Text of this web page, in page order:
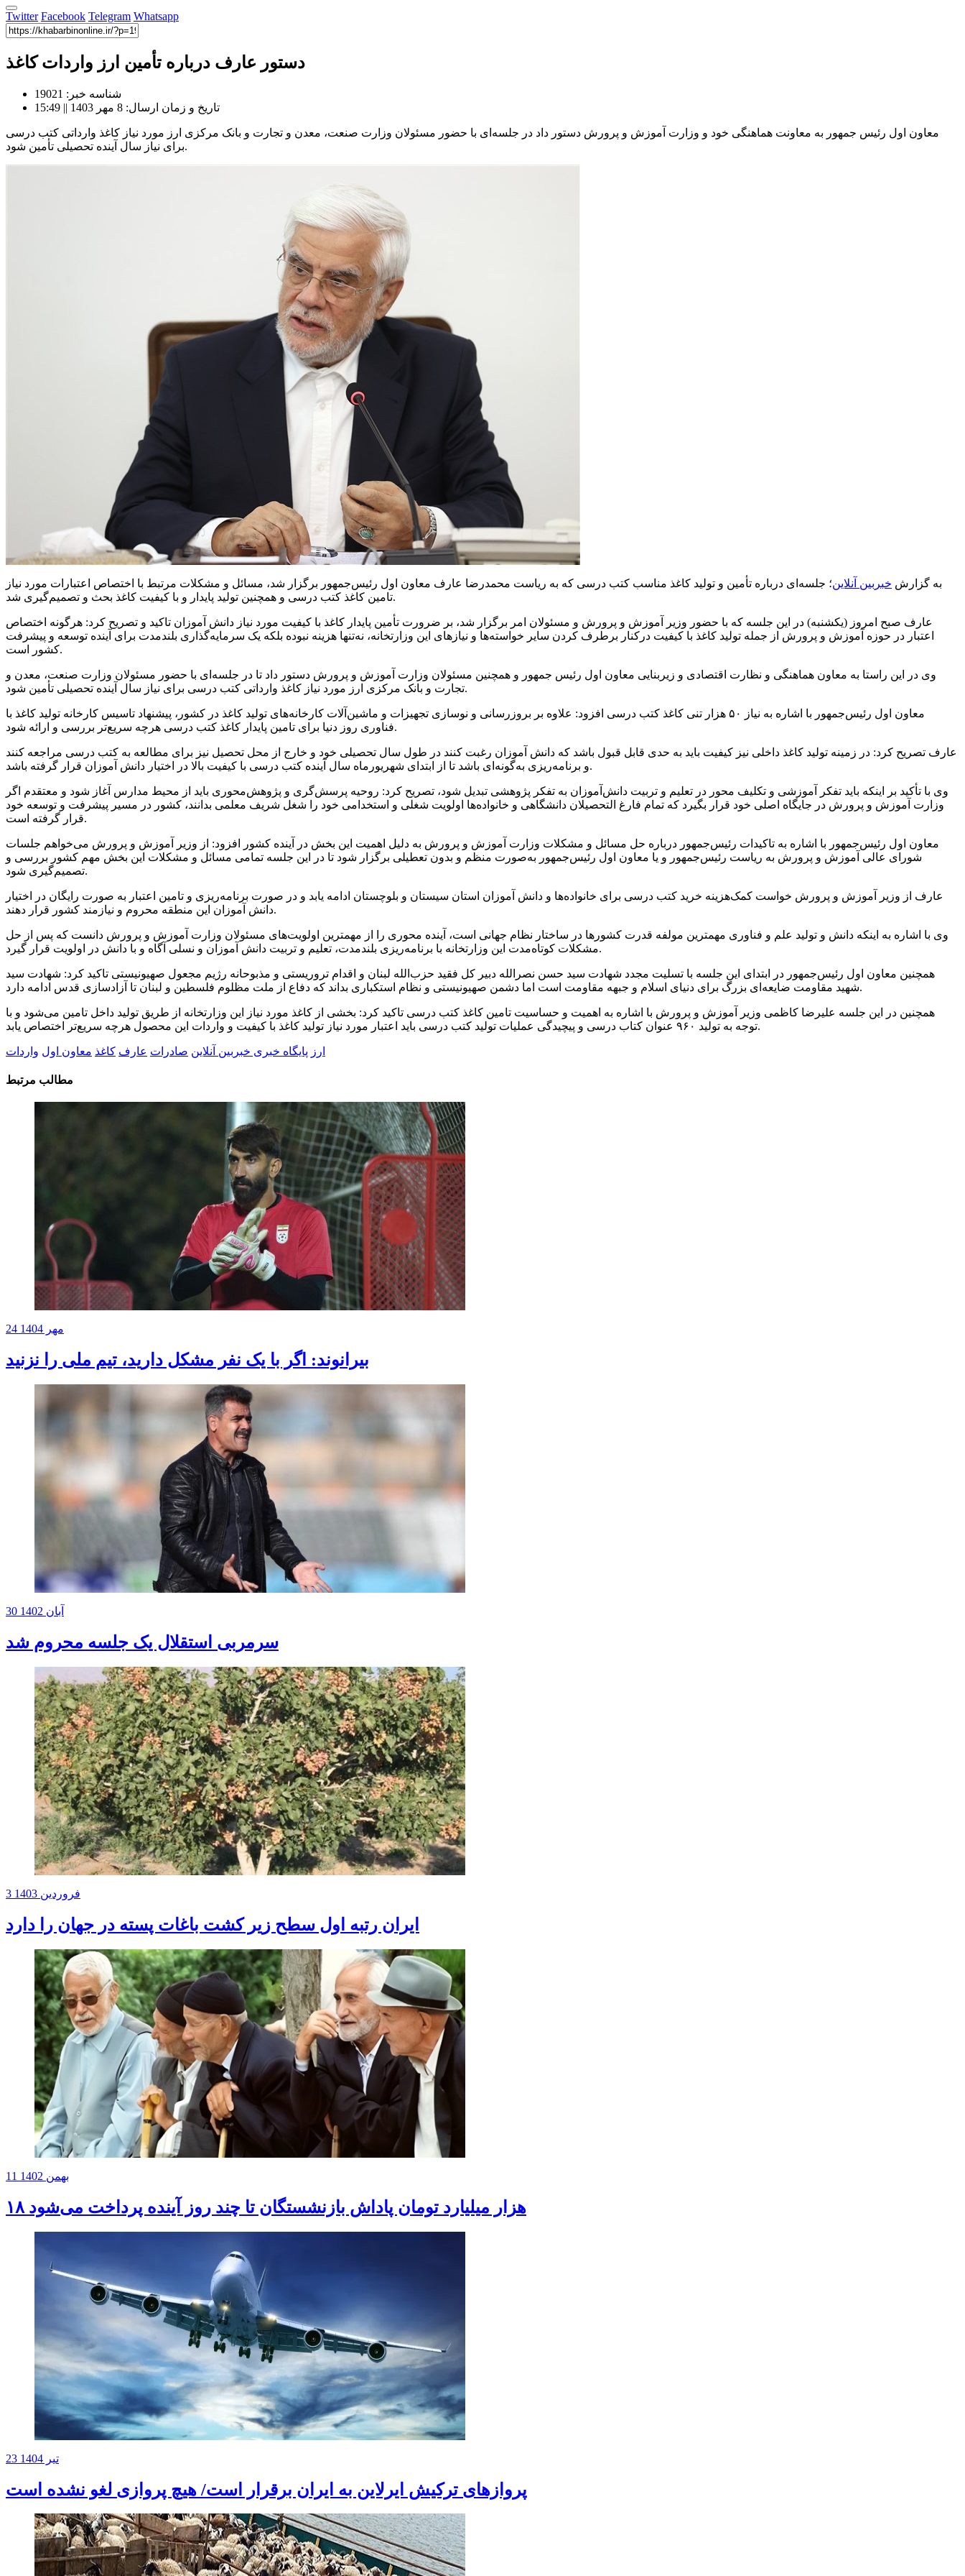
Twitter Facebook Telegram Whatsapp
دستور عارف درباره تأمین ارز واردات کاغذ
شناسه خبر: 19021
تاریخ و زمان ارسال: 8 مهر 1403 || 15:49
معاون اول رئیس جمهور به معاونت هماهنگی خود و وزارت آموزش و پرورش دستور داد در جلسه‌ای با حضور مسئولان وزارت صنعت، معدن و تجارت و بانک مرکزی ارز مورد نیاز کاغذ وارداتی کتب درسی
برای نیاز سال آینده تحصیلی تأمین شود.
به گزارش خبربین آنلاین؛ جلسه‌ای درباره تأمین و تولید کاغذ مناسب کتب درسی که به ریاست محمدرضا عارف معاون اول رئیس‌جمهور برگزار شد، مسائل و مشکلات مرتبط با اختصاص اعتبارات مورد نیاز
تامین کاغذ کتب درسی و همچنین تولید پایدار و با کیفیت کاغذ بحث و تصمیم‌گیری شد.
عارف صبح امروز (یکشنبه) در این جلسه که با حضور وزیر آموزش و پرورش و مسئولان امر برگزار شد، بر ضرورت تأمین پایدار کاغذ با کیفیت مورد نیاز دانش آموزان تاکید و تصریح کرد: هرگونه اختصاص
اعتبار در حوزه آموزش و پرورش از جمله تولید کاغذ با کیفیت درکنار برطرف کردن سایر خواسته‌ها و نیازهای این وزارتخانه، نه‌تنها هزینه نبوده بلکه یک سرمایه‌گذاری بلندمدت برای آینده توسعه و پیشرفت
کشور است.
وی در این راستا به معاون هماهنگی و نظارت اقتصادی و زیربنایی معاون اول رئیس جمهور و همچنین مسئولان وزارت آموزش و پرورش دستور داد تا در جلسه‌ای با حضور مسئولان وزارت صنعت، معدن و
تجارت و بانک مرکزی ارز مورد نیاز کاغذ وارداتی کتب درسی برای نیاز سال آینده تحصیلی تأمین شود.
معاون اول رئیس‌جمهور با اشاره به نیاز ۵۰ هزار تنی کاغذ کتب درسی افزود: علاوه بر بروزرسانی و نوسازی تجهیزات و ماشین‌آلات کارخانه‌های تولید کاغذ در کشور، پیشنهاد تاسیس کارخانه تولید کاغذ با
فناوری روز دنیا برای تامین پایدار کاغذ کتب درسی هرچه سریع‌تر بررسی و ارائه شود.
عارف تصریح کرد: در زمینه تولید کاغذ داخلی نیز کیفیت باید به حدی قابل قبول باشد که دانش آموزان رغبت کنند در طول سال تحصیلی خود و خارج از محل تحصیل نیز برای مطالعه به کتب درسی مراجعه کنند
و برنامه‌ریزی به‌گونه‌ای باشد تا از ابتدای شهریورماه سال آینده کتب درسی با کیفیت بالا در اختیار دانش آموزان قرار گرفته باشد.
وی با تأکید بر اینکه باید تفکر آموزشی و تکلیف محور در تعلیم و تربیت دانش‌آموزان به تفکر پژوهشی تبدیل شود، تصریح کرد: روحیه پرسش‌گری و پژوهش‌محوری باید از محیط مدارس آغاز شود و معتقدم اگر
وزارت آموزش و پرورش در جایگاه اصلی خود قرار بگیرد که تمام فارغ التحصیلان دانشگاهی و خانواده‌ها اولویت شغلی و استخدامی خود را شغل شریف معلمی بدانند، کشور در مسیر پیشرفت و توسعه خود
قرار گرفته است.
معاون اول رئیس‌جمهور با اشاره به تاکیدات رئیس‌جمهور درباره حل مسائل و مشکلات وزارت آموزش و پرورش به دلیل اهمیت این بخش در آینده کشور افزود: از وزیر آموزش و پرورش می‌خواهم جلسات
شورای عالی آموزش و پرورش به ریاست رئیس‌جمهور و یا معاون اول رئیس‌جمهور به‌صورت منظم و بدون تعطیلی برگزار شود تا در این جلسه تمامی مسائل و مشکلات این بخش مهم کشور بررسی و
تصمیم‌گیری شود.
عارف از وزیر آموزش و پرورش خواست کمک‌هزینه خرید کتب درسی برای خانواده‌ها و دانش آموزان استان سیستان و بلوچستان ادامه یابد و در صورت برنامه‌ریزی و تامین اعتبار به صورت رایگان در اختیار
دانش آموزان این منطقه محروم و نیازمند کشور قرار دهند.
وی با اشاره به اینکه دانش و تولید علم و فناوری مهمترین مولفه قدرت کشورها در ساختار نظام جهانی است، آینده محوری را از مهمترین اولویت‌های مسئولان وزارت آموزش و پرورش دانست که پس از حل
مشکلات کوتاه‌مدت این وزارتخانه با برنامه‌ریزی بلندمدت، تعلیم و تربیت دانش آموزان و نسلی آگاه و با دانش در اولویت قرار گیرد.
همچنین معاون اول رئیس‌جمهور در ابتدای این جلسه با تسلیت مجدد شهادت سید حسن نصرالله دبیر کل فقید حزب‌الله لبنان و اقدام تروریستی و مذبوحانه رژیم مجعول صهیونیستی تاکید کرد: شهادت سید
شهید مقاومت ضایعه‌ای بزرگ برای دنیای اسلام و جبهه مقاومت است اما دشمن صهیونیستی و نظام استکباری بداند که دفاع از ملت مظلوم فلسطین و لبنان تا آزادسازی قدس ادامه دارد.
همچنین در این جلسه علیرضا کاظمی وزیر آموزش و پرورش با اشاره به اهمیت و حساسیت تامین کاغذ کتب درسی تاکید کرد: بخشی از کاغذ مورد نیاز این وزارتخانه از طریق تولید داخل تامین می‌شود و با
توجه به تولید ۹۶۰ عنوان کتاب درسی و پیچیدگی عملیات تولید کتب درسی باید اعتبار مورد نیاز تولید کاغذ با کیفیت و واردات این محصول هرچه سریع‌تر اختصاص یابد.
ارز پایگاه خبری خبربین آنلاین صادرات عارف کاغذ معاون اول واردات
مطالب مرتبط
24 مهر 1404
بیرانوند: اگر با یک نفر مشکل دارید، تیم ملی را نزنید
30 آبان 1402
سرمربی استقلال یک جلسه محروم شد
3 فروردین 1403
ایران رتبه اول سطح زیر کشت باغات پسته در جهان را دارد
11 بهمن 1402
۱۸ هزار میلیارد تومان پاداش بازنشستگان تا چند روز آینده پرداخت می‌شود
23 تیر 1404
پروازهای ترکیش ایرلاین به ایران برقرار است/ هیچ پروازی لغو نشده است